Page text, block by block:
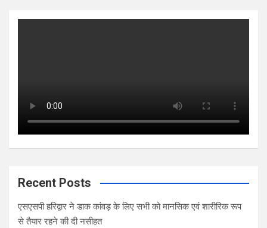
Recent Posts
एसएसपी हरिद्वार ने डाक कांवड़ के लिए सभी को मानसिक एवं शारीरिक रूप
से तैयार रहने की दी नसीहत